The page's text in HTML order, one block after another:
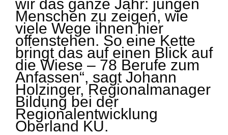
wir das ganze Jahr: jungen
Menschen zu zeigen, wie
viele Wege ihnen hier
offenstehen. So eine Kette
bringt das auf einen Blick auf
die Wiese – 78 Berufe zum
Anfassen“, sagt Johann
Holzinger, Regionalmanager
Bildung bei der
Regionalentwicklung
Oberland KU.